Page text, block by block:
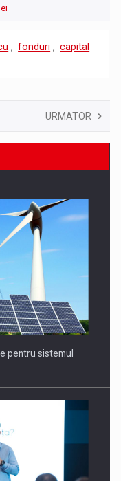
, fonduri , capital
URMATOR
pentru sistemul